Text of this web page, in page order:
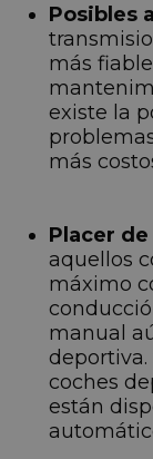
Posibles
más
existe la
más
Placer
aquellos
máximo
manual
coches
están